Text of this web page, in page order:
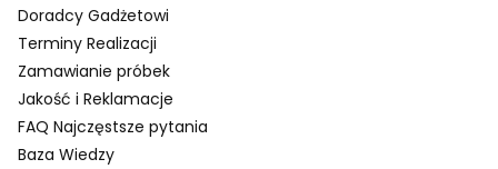
Doradcy Gadżetowi
Terminy Realizacji
Zamawianie próbek
Jakość i Reklamacje
FAQ Najczęstsze pytania
Baza Wiedzy